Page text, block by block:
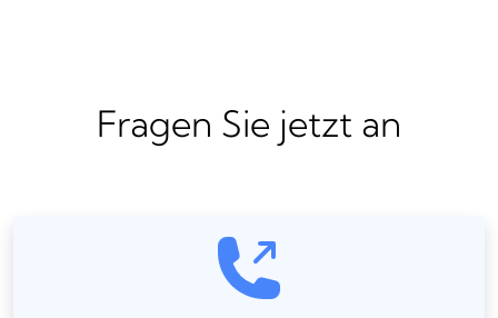
Fragen Sie jetzt an